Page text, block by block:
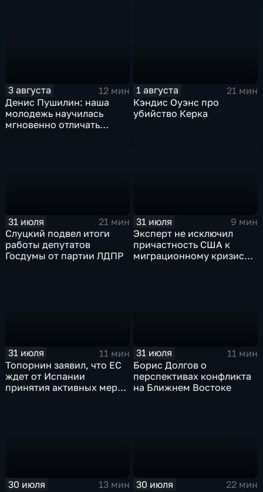
3 августа
12 мин
Денис Пушилин: наша
молодежь научилась
мгновенно отличать
1 августа
21 мин
Кэндис Оуэнс про
убийство Керка
31 июля
21 мин
Слуцкий подвел итоги
работы депутатов
Госдумы от партии ЛДПР
31 июля
9 мин
Эксперт не исключил
причастность США к
миграционному кризису в
31 июля
11 мин
Топорнин заявил, что ЕС
ждет от Испании
принятия активных мер
31 июля
11 мин
Борис Долгов о
перспективах конфликта
на Ближнем Востоке
30 июля
13 мин
30 июля
22 мин